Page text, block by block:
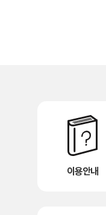
이용안내